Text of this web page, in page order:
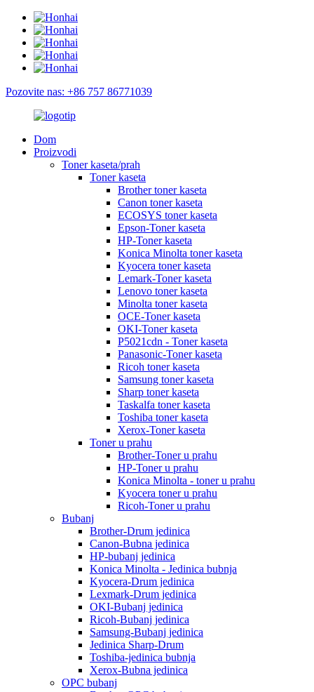
Pozovite nas: +86 757 86771039
Dom
Proizvodi
Toner kaseta/prah
Toner kaseta
Brother toner kaseta
Canon toner kaseta
ECOSYS toner kaseta
Epson-Toner kaseta
HP-Toner kaseta
Konica Minolta toner kaseta
Kyocera toner kaseta
Lemark-Toner kaseta
Lenovo toner kaseta
Minolta toner kaseta
OCE-Toner kaseta
OKI-Toner kaseta
P5021cdn - Toner kaseta
Panasonic-Toner kaseta
Ricoh toner kaseta
Samsung toner kaseta
Sharp toner kaseta
Taskalfa toner kaseta
Toshiba toner kaseta
Xerox-Toner kaseta
Toner u prahu
Brother-Toner u prahu
HP-Toner u prahu
Konica Minolta - toner u prahu
Kyocera toner u prahu
Ricoh-Toner u prahu
Bubanj
Brother-Drum jedinica
Canon-Bubna jedinica
HP-bubanj jedinica
Konica Minolta - Jedinica bubnja
Kyocera-Drum jedinica
Lexmark-Drum jedinica
OKI-Bubanj jedinica
Ricoh-Bubanj jedinica
Samsung-Bubanj jedinica
Jedinica Sharp-Drum
Toshiba-jedinica bubnja
Xerox-Bubna jedinica
OPC bubanj